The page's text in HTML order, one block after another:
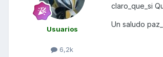
Usuarios
6,2k
claro_que_si
Un saludo